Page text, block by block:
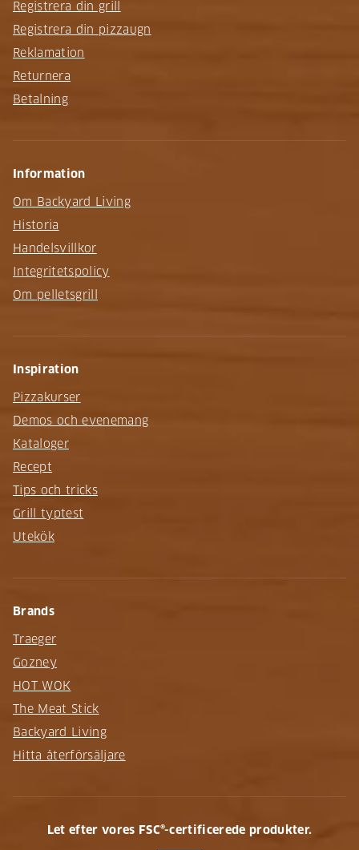
Registrera din grill
Registrera din pizzaugn
Reklamation
Returnera
Betalning
Information
Om Backyard Living
Historia
Handelsvillkor
Integritetspolicy
Om pelletsgrill
Inspiration
Pizzakurser
Demos och evenemang
Kataloger
Recept
Tips och tricks
Grill typtest
Utekök
Brands
Traeger
Gozney
HOT WOK
The Meat Stick
Backyard Living
Hitta återförsäljare
Let efter vores FSC®-certificerede produkter.